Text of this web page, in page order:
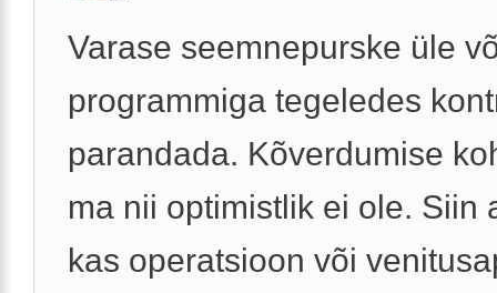
Varase seemnepurske üle
programmiga tegeledes
parandada. Kõverdumise
ma nii optimistlik ei ole. Siin
kas operatsioon või